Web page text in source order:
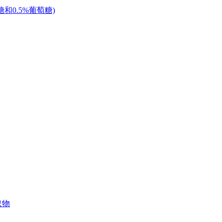
和0.5%葡萄糖)
物